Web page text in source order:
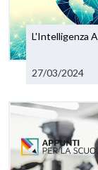
L'Intelligenza
27/03/2024